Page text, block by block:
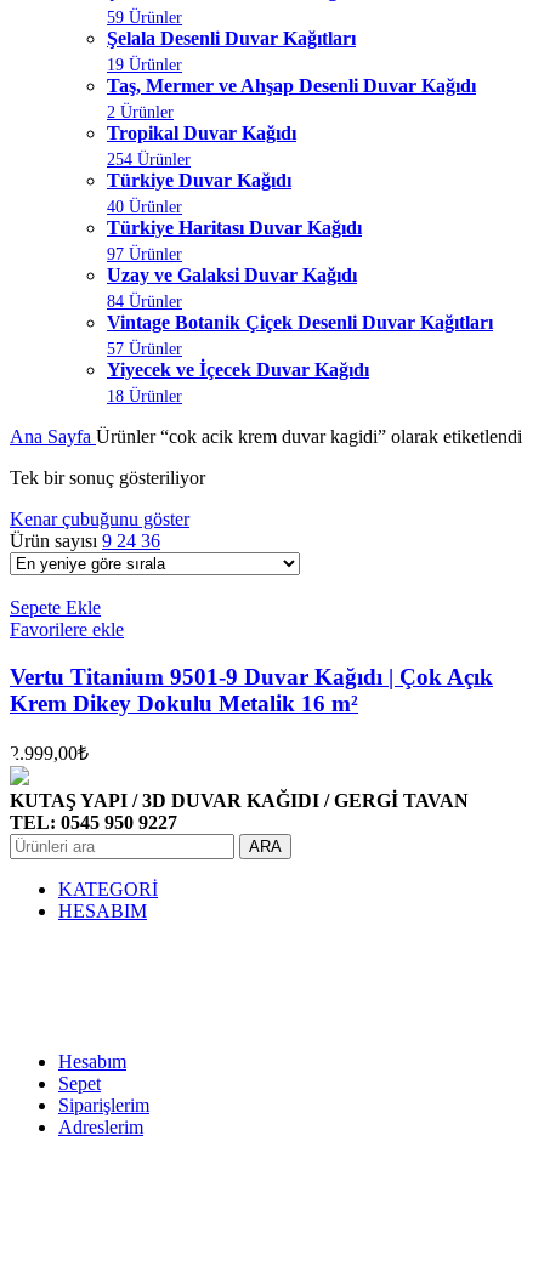
59 Ürünler
Şelala Desenli Duvar Kağıtları
19 Ürünler
Taş, Mermer ve Ahşap Desenli Duvar Kağıdı
2 Ürünler
Tropikal Duvar Kağıdı
254 Ürünler
Türkiye Duvar Kağıdı
40 Ürünler
Türkiye Haritası Duvar Kağıdı
97 Ürünler
Uzay ve Galaksi Duvar Kağıdı
84 Ürünler
Vintage Botanik Çiçek Desenli Duvar Kağıtları
57 Ürünler
Yiyecek ve İçecek Duvar Kağıdı
18 Ürünler
Ana Sayfa Ürünler “cok acik krem duvar kagidi” olarak etiketlendi
Tek bir sonuç gösteriliyor
Kenar çubuğunu göster
Ürün sayısı 9 24 36
Sepete Ekle
Favorilere ekle
Vertu Titanium 9501-9 Duvar Kağıdı | Çok Açık
Krem Dikey Dokulu Metalik 16 m²
2.999,00₺
KUTAŞ YAPI / 3D DUVAR KAĞIDI / GERGİ TAVAN
TEL: 0545 950 9227
ARA
KATEGORİ
HESABIM
Hesabım
Sepet
Siparişlerim
Adreslerim